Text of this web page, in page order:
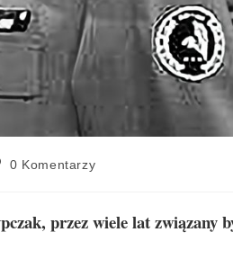
0 Komentarzy
przez wiele lat związany